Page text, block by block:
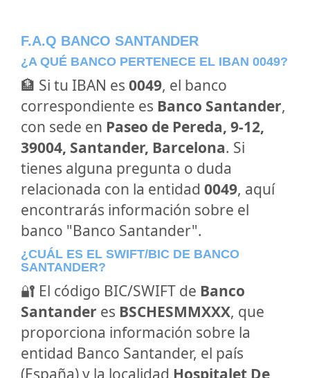
F.A.Q BANCO SANTANDER
¿A QUÉ BANCO PERTENECE EL IBAN 0049?
🏦 Si tu IBAN es 0049, el banco
correspondiente es Banco Santander,
con sede en Paseo de Pereda, 9-12,
39004, Santander, Barcelona. Si
tienes alguna pregunta o duda
relacionada con la entidad 0049, aquí
encontrarás información sobre el
banco "Banco Santander".
¿CUÁL ES EL SWIFT/BIC DE BANCO
SANTANDER?
🔐 El código BIC/SWIFT de Banco
Santander es BSCHESMMXXX, que
proporciona información sobre la
entidad Banco Santander, el país
(España) y la localidad Hospitalet De